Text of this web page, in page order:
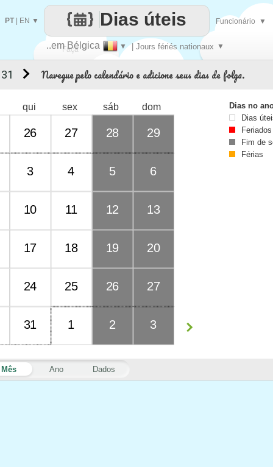
Faça
..em Bélgica ▼ | Jours fériés nationaux ▼
Dias úteis
PT| EN ▼ Funcionário ▼
Navegue pelo calendário e adicione seus dias de folga.
Mês Ano Dados
qui sex sáb dom
26 27 28 29
3 4 5 6
10 11 12 13
17 18 19 20
24 25 26 27
31 1 2 3
Dias no
Dias
Feriados
Fim de
Férias